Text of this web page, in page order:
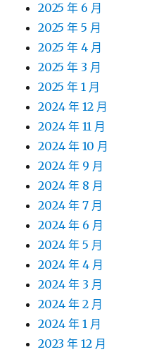
2025 年 6 月
2025 年 5 月
2025 年 4 月
2025 年 3 月
2025 年 1 月
2024 年 12 月
2024 年 11 月
2024 年 10 月
2024 年 9 月
2024 年 8 月
2024 年 7 月
2024 年 6 月
2024 年 5 月
2024 年 4 月
2024 年 3 月
2024 年 2 月
2024 年 1 月
2023 年 12 月